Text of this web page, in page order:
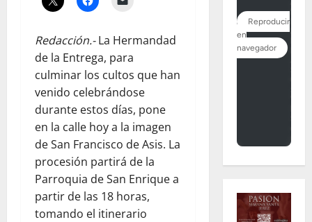
Redacción.-La Hermandad
de la Entrega, para
culminar los cultos que han
venido celebrándose
durante estos días, pone
en la calle hoy a la imagen
de San Francisco de Asis. La
procesión partirá de la
Parroquia de San Enrique a
partir de las 18 horas,
tomando el itinerario